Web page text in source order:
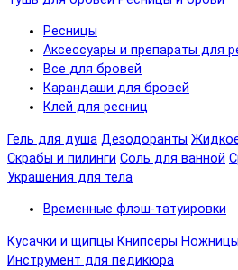
Ресницы
Аксессуары и препараты для
Все для бровей
Карандаши для бровей
Клей для ресниц
Гель для душа Дезодоранты
Скрабы и пилинги Соль для ванной
Украшения для тела
Временные флэш-татуировки
Кусачки и щипцы Книпсеры Ножницы
Инструмент для педикюра